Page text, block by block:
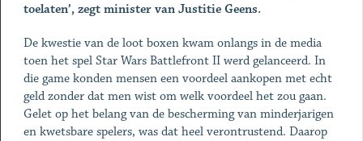
toelaten’, zegt minister van Justitie Geens.
De kwestie van de loot boxen kwam onlangs in de media
toen het spel Star Wars Battlefront II werd gelanceerd. In
die game konden mensen een voordeel aankopen met echt
geld zonder dat men wist om welk voordeel het zou gaan.
Gelet op het belang van de bescherming van minderjarigen
en kwetsbare spelers, was dat heel verontrustend. Daarop